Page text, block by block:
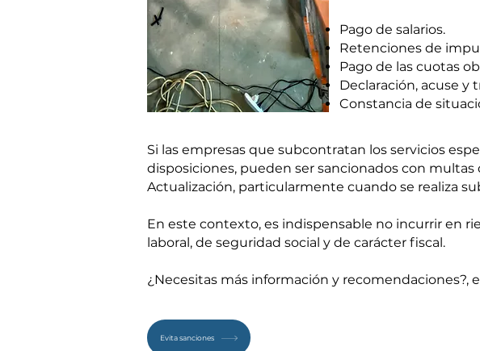
Pago de salarios.
Retenciones de
Pago de las cuotas
Declaración, acuse y
Constancia de
Si las empresas que subcontratan los servicios
disposiciones, pueden ser sancionados con
Actualización, particularmente cuando se realiza
En este contexto, es indispensable no incurrir en
laboral, de seguridad social y de carácter fiscal.
¿Necesitas más información y recomendaciones?,
Evita sanciones